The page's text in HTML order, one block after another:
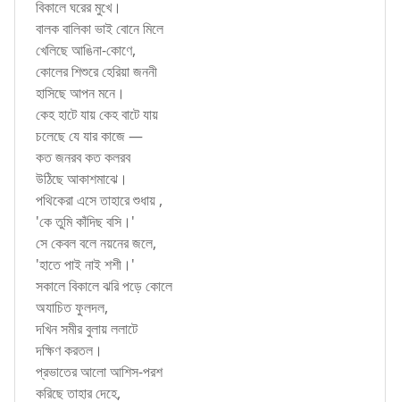
বিকালে ঘরের মুখে।
বালক বালিকা ভাই বোনে মিলে
খেলিছে আঙিনা-কোণে,
কোলের শিশুরে হেরিয়া জননী
হাসিছে আপন মনে।
কেহ হাটে যায় কেহ বাটে যায়
চলেছে যে যার কাজে —
কত জনরব কত কলরব
উঠিছে আকাশমাঝে।
পথিকেরা এসে তাহারে শুধায় ,
'কে তুমি কাঁদিছ বসি।'
সে কেবল বলে নয়নের জলে,
'হাতে পাই নাই শশী।'
সকালে বিকালে ঝরি পড়ে কোলে
অযাচিত ফুলদল,
দখিন সমীর বুলায় ললাটে
দক্ষিণ করতল।
প্রভাতের আলো আশিস-পরশ
করিছে তাহার দেহে,